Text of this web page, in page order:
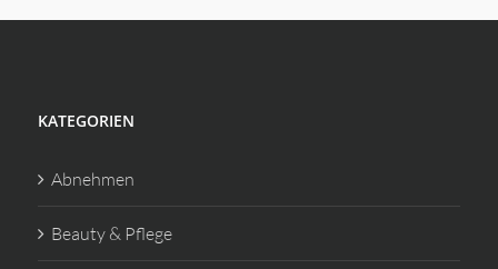
KATEGORIEN
Abnehmen
Beauty & Pflege